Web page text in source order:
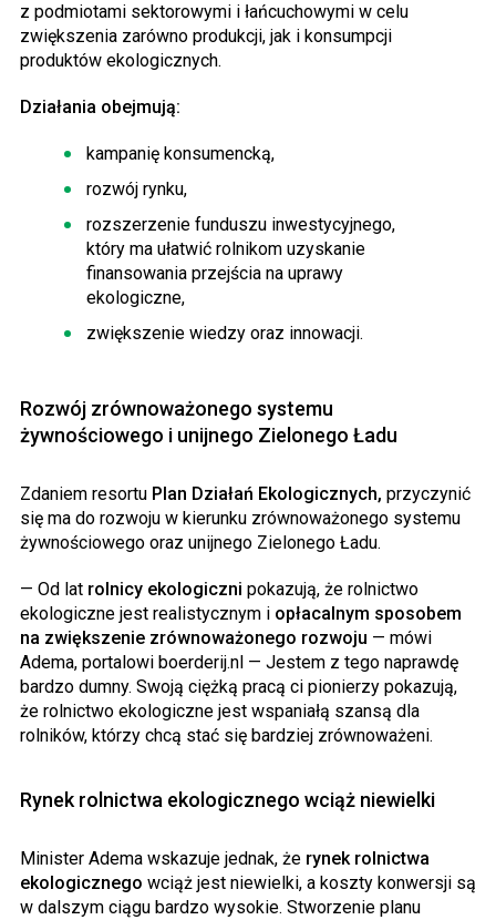
z podmiotami sektorowymi i łańcuchowymi w celu
zwiększenia zarówno produkcji, jak i konsumpcji
produktów ekologicznych.
Działania obejmują:
kampanię konsumencką,
rozwój rynku,
rozszerzenie funduszu inwestycyjnego,
który ma ułatwić rolnikom uzyskanie
finansowania przejścia na uprawy
ekologiczne,
zwiększenie wiedzy oraz innowacji.
Rozwój zrównoważonego systemu
żywnościowego i unijnego Zielonego Ładu
Zdaniem resortu Plan Działań Ekologicznych, przyczynić
się ma do rozwoju w kierunku zrównoważonego systemu
żywnościowego oraz unijnego Zielonego Ładu.
— Od lat rolnicy ekologiczni pokazują, że rolnictwo
ekologiczne jest realistycznym i opłacalnym sposobem
na zwiększenie zrównoważonego rozwoju — mówi
Adema, portalowi boerderij.nl — Jestem z tego naprawdę
bardzo dumny. Swoją ciężką pracą ci pionierzy pokazują,
że rolnictwo ekologiczne jest wspaniałą szansą dla
rolników, którzy chcą stać się bardziej zrównoważeni.
Rynek rolnictwa ekologicznego wciąż niewielki
Minister Adema wskazuje jednak, że rynek rolnictwa
ekologicznego wciąż jest niewielki, a koszty konwersji są
w dalszym ciągu bardzo wysokie. Stworzenie planu